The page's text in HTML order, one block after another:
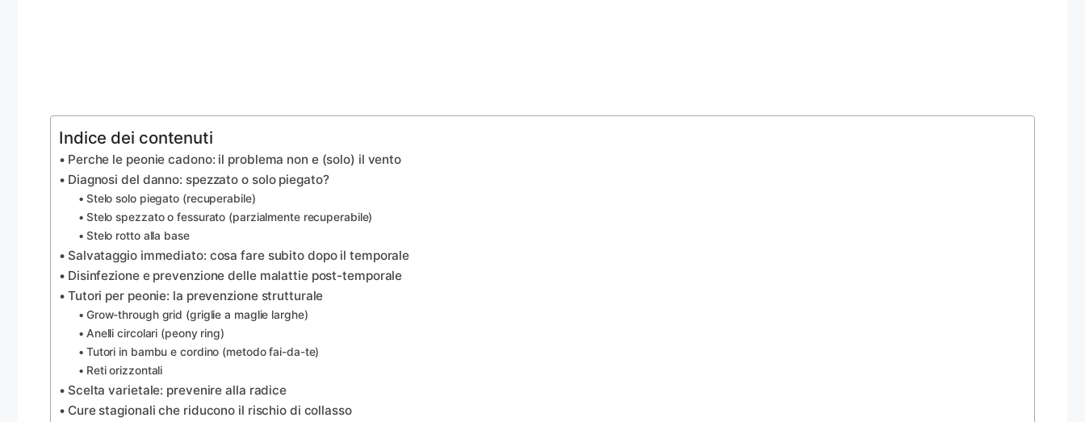
Indice dei contenuti
Perche le peonie cadono: il problema non e (solo) il vento
Diagnosi del danno: spezzato o solo piegato?
Stelo solo piegato (recuperabile)
Stelo spezzato o fessurato (parzialmente recuperabile)
Stelo rotto alla base
Salvataggio immediato: cosa fare subito dopo il temporale
Disinfezione e prevenzione delle malattie post-temporale
Tutori per peonie: la prevenzione strutturale
Grow-through grid (griglie a maglie larghe)
Anelli circolari (peony ring)
Tutori in bambu e cordino (metodo fai-da-te)
Reti orizzontali
Scelta varietale: prevenire alla radice
Cure stagionali che riducono il rischio di collasso